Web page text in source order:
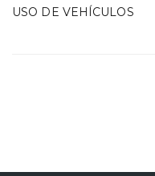
USO DE VEHÍCULOS